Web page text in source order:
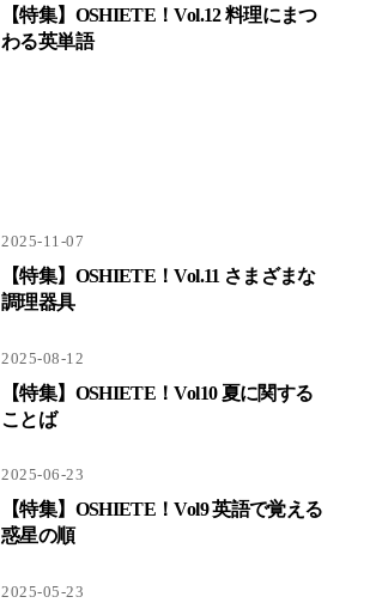
【特集】OSHIETE！Vol.12 料理にまつ
わる英単語
2025-11-07
【特集】OSHIETE！Vol.11 さまざまな
調理器具
2025-08-12
【特集】OSHIETE！Vol10 夏に関する
ことば
2025-06-23
【特集】OSHIETE！Vol9 英語で覚える
惑星の順
2025-05-23